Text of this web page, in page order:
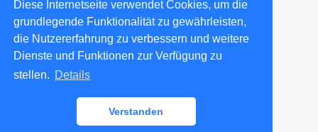
Diese Internetseite verwendet Cookies, um die
grundlegende Funktionalität zu gewährleisten,
die Nutzererfahrung zu verbessern und weitere
Dienste und Funktionen zur Verfügung zu
stellen. Details
Verstanden